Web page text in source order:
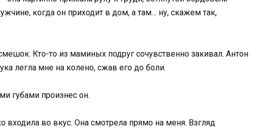
когда он приходит в дом, а там… ну, скажем так,
Кто-то из маминых подруг сочувственно закивал. Антон
легла мне на колено, сжав его до боли.
губами произнес он.
входила во вкус. Она смотрела прямо на меня. Взгляд